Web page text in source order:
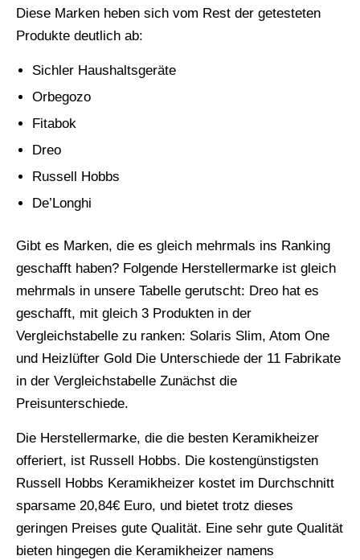
Diese Marken heben sich vom Rest der getesteten
Produkte deutlich ab:
Sichler Haushaltsgeräte
Orbegozo
Fitabok
Dreo
Russell Hobbs
De’Longhi
Gibt es Marken, die es gleich mehrmals ins Ranking
geschafft haben? Folgende Herstellermarke ist gleich
mehrmals in unsere Tabelle gerutscht: Dreo hat es
geschafft, mit gleich 3 Produkten in der
Vergleichstabelle zu ranken: Solaris Slim, Atom One
und Heizlüfter Gold Die Unterschiede der 11 Fabrikate
in der Vergleichstabelle Zunächst die
Preisunterschiede.
Die Herstellermarke, die die besten Keramikheizer
offeriert, ist Russell Hobbs. Die kostengünstigsten
Russell Hobbs Keramikheizer kostet im Durchschnitt
sparsame 20,84€ Euro, und bietet trotz dieses
geringen Preises gute Qualität. Eine sehr gute Qualität
bieten hingegen die Keramikheizer namens